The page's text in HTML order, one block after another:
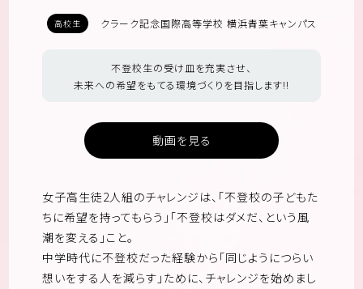
高校生 クラーク記念国際高等学校 横浜青葉キャンパス
不登校生の受け皿を充実させ、
未来への希望をもてる環境づくりを目指します!!
動画を見る
女子高生徒2人組のチャレンジは、「不登校の子どもた
ちに希望を持ってもらう」「不登校はダメだ、という風
潮を変える」こと。
中学時代に不登校だった経験から「同じようにつらい
想いをする人を減らす」ために、チャレンジを始めまし